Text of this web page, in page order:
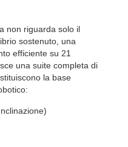
non riguarda solo il
sostenuto, una
efficiente su 21
una suite completa di
la base